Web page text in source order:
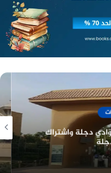
بفوز نوتينجهام
ليرفع نوتينجهام
طويل وعراقة في خدمة